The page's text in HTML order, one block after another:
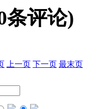
条评论)
上一页 下一页 最末页